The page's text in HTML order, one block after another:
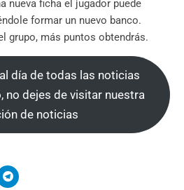
nueva ficha el jugador puede
formar un nuevo banco.
grupo, más puntos obtendrás.
día de todas las noticias
no dejes de visitar nuestra
de noticias